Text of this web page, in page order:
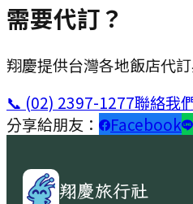
需要代訂？
翔慶提供台灣各地飯店代
📞 (02) 2397-1277聯絡我
分享給朋友：
Facebook
翔慶旅行社